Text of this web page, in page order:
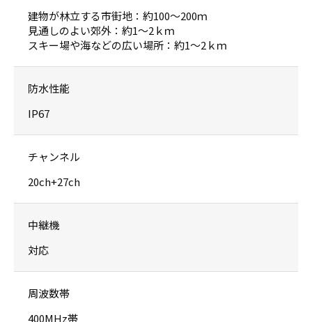
建物が林立する市街地：約100〜200ｍ
見通しのよい郊外：約1〜2ｋｍ
スキー場や海などの広い場所：約1〜2ｋｍ
防水性能
IP67
チャンネル
20ch+27ch
中継機
対応
周波数帯
400MHz帯